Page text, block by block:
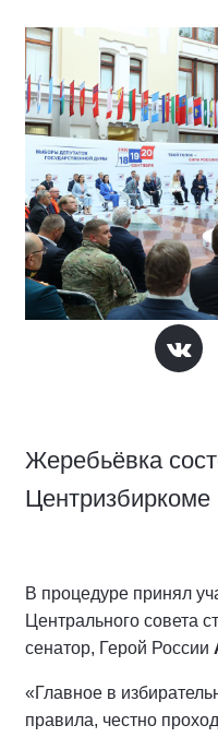
Жеребьёвка
Центризбиркоме
В процедуре принял
Центрального совета
сенатор, Герой России
«Главное в
правила, честно